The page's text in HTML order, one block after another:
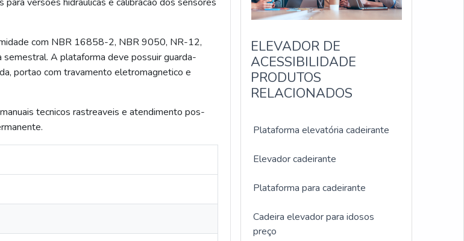
com NBR 16858-2, NBR 9050, NR-12,
A plataforma deve possuir guarda-
portao com travamento eletromagnetico e
tecnicos rastreaveis e atendimento pos-
ELEVADOR DE
ACESSIBILIDADE
PRODUTOS
RELACIONADOS
Plataforma elevatória cadeirante
Elevador cadeirante
Plataforma para cadeirante
Cadeira elevador para idosos
preço